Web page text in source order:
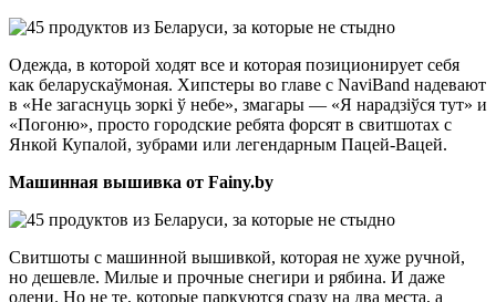
Одежда, в которой ходят все и которая позиционирует себя
как беларускаўмоная. Хипстеры во главе с NaviBand надевают
в «Не загаснуць зоркі ў небе», змагары — «Я нарадзіўся тут» и
«Погоню», просто городские ребята форсят в свитшотах с
Янкой Купалой, зубрами или легендарным Пацей-Вацей.
Машинная вышивка от Fainy.by
Свитшоты с машинной вышивкой, которая не хуже ручной,
но дешевле. Милые и прочные снегири и рябина. И даже
олени. Но не те, которые паркуются сразу на два места, а